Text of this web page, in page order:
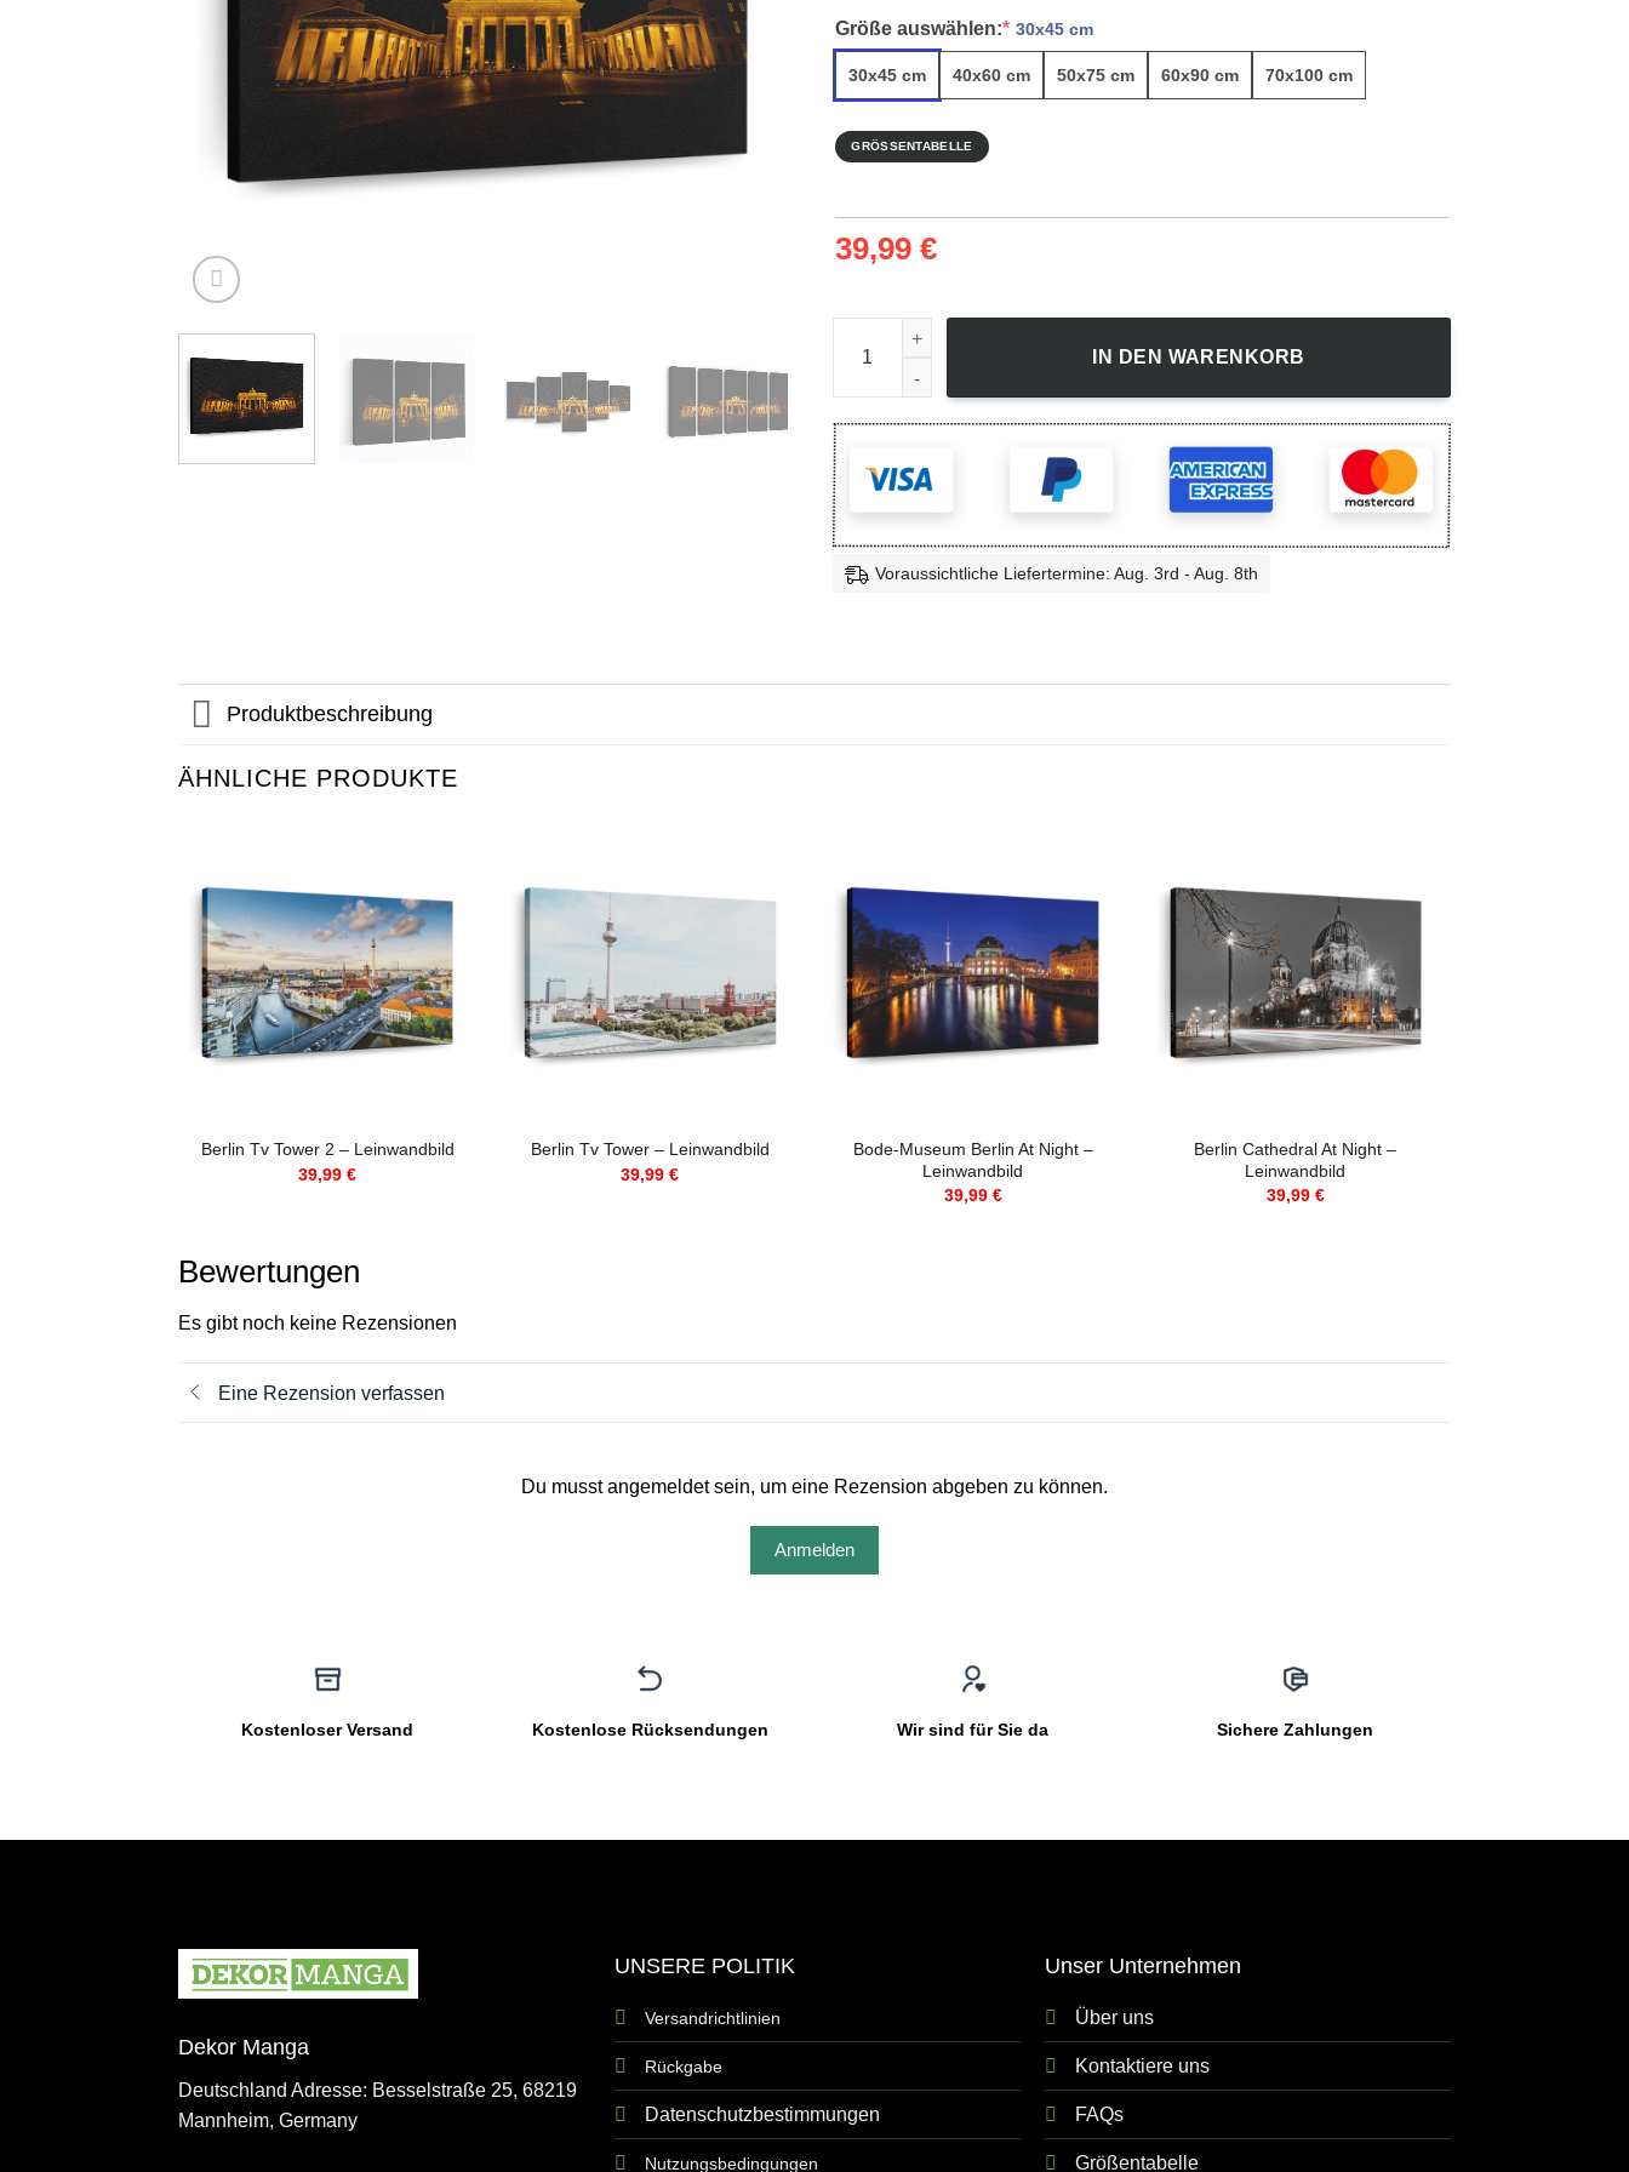
Größe auswählen:* 30x45 cm
30x45 cm 40x60 cm 50x75 cm 60x90 cm 70x100 cm
GRÖSSENTABELLE
39,99 €
Man Made Brandenburg Gate 1 - Leinwandbild Menge
IN DEN WARENKORB
Voraussichtliche Liefertermine: Aug. 3rd - Aug. 8th
Produktbeschreibung
ÄHNLICHE PRODUKTE
Berlin Tv Tower 2 – Leinwandbild
39,99€
Berlin Tv Tower – Leinwandbild
39,99€
Bode-Museum Berlin At Night –
Leinwandbild
39,99 €
Berlin Cathedral At Night –
Leinwandbild
39,99 €
Bewertungen
Es gibt noch keine Rezensionen
Eine Rezension verfassen
Du musst angemeldet sein, um eine Rezension abgeben zu können.
Anmelden
Kostenloser Versand Kostenlose Rücksendungen Wir sind für Sie da Sichere Zahlungen
Dekor Manga
Deutschland Adresse: Besselstraße 25, 68219
Mannheim, Germany
UNSERE POLITIK
Versandrichtlinien
Rückgabe
Datenschutzbestimmungen
Nutzungsbedingungen
Unser Unternehmen
Über uns
Kontaktiere uns
FAQs
Größentabelle